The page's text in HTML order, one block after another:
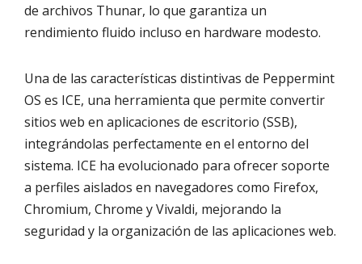
de archivos Thunar, lo que garantiza un
rendimiento fluido incluso en hardware modesto.
Una de las características distintivas de Peppermint
OS es ICE, una herramienta que permite convertir
sitios web en aplicaciones de escritorio (SSB),
integrándolas perfectamente en el entorno del
sistema. ICE ha evolucionado para ofrecer soporte
a perfiles aislados en navegadores como Firefox,
Chromium, Chrome y Vivaldi, mejorando la
seguridad y la organización de las aplicaciones web.